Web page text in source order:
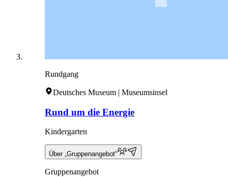
Rundgang
Deutsches Museum | Museumsinsel
Rund um die Energie
Kindergarten
Über „Gruppenangebot“
Gruppenangebot